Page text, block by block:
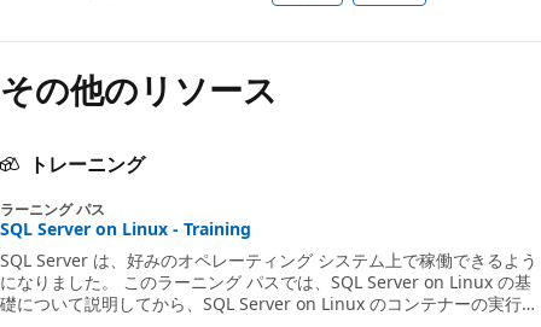
その他のリソース
トレーニング
ラーニング パス
SQL Server on Linux - Training
SQL Server は、好みのオペレーティング システム上で稼働できるよう
になりました。 このラーニング パスでは、SQL Server on Linux の基
礎について説明してから、SQL Server on Linux のコンテナーの実行